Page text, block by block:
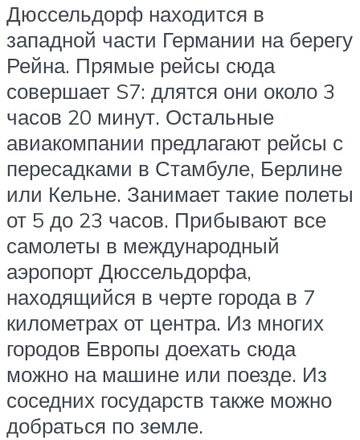
Дюссельдорф находится в
западной части Германии на берегу
Рейна. Прямые рейсы сюда
совершает S7: длятся они около 3
часов 20 минут. Остальные
авиакомпании предлагают рейсы с
пересадками в Стамбуле, Берлине
или Кельне. Занимает такие полеты
от 5 до 23 часов. Прибывают все
самолеты в международный
аэропорт Дюссельдорфа,
находящийся в черте города в 7
километрах от центра. Из многих
городов Европы доехать сюда
можно на машине или поезде. Из
соседних государств также можно
добраться по земле.